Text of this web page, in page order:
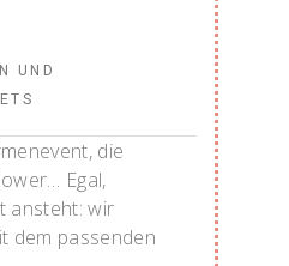
UND
die
Egal,
ansteht: wir
dem passenden